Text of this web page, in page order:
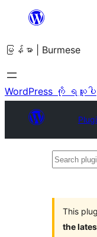
အကြောင်းအရာ
ကျော်သွား
ရန်
မြန်မာ | Burmese
WordPress ကို ရယူပါ
Search
This
the